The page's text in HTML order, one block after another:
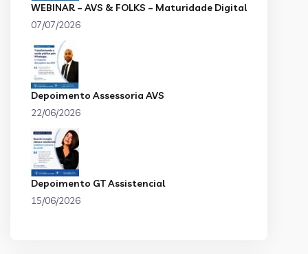
WEBINAR – AVS & FOLKS – Maturidade Digital
07/07/2026
Depoimento Assessoria AVS
22/06/2026
Depoimento GT Assistencial
15/06/2026